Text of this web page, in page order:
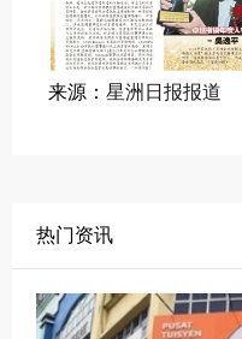
来源： 星洲日报报道
热门资讯